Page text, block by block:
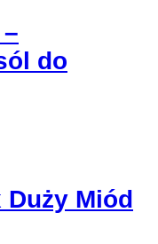
do
Duży Miód